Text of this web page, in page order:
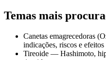
Temas mais
Canetas emagrecedoras
indicações, riscos e efeitos
Tireoide — Hashimoto,